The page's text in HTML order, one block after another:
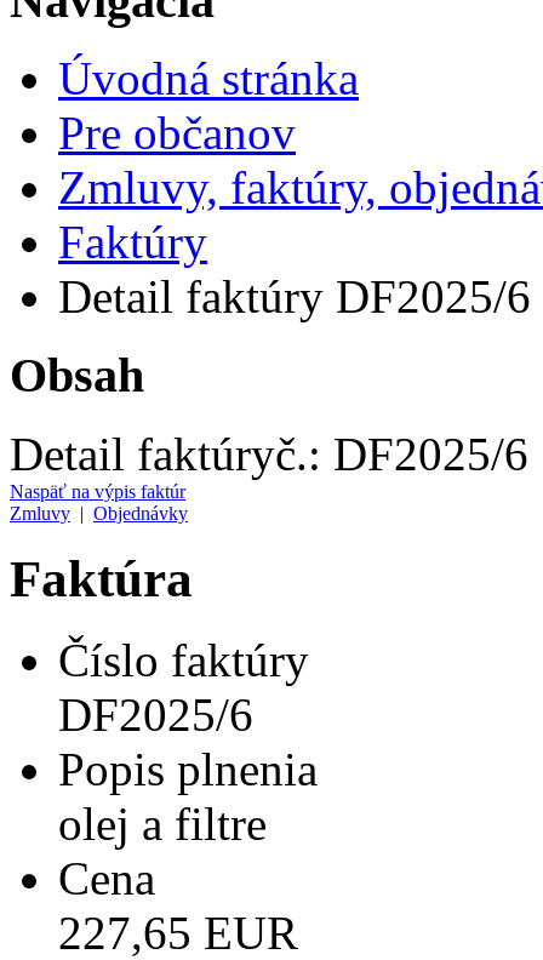
Úvodná stránka
Pre občanov
Zmluvy, faktúry,
Faktúry
Detail faktúry DF2025/6
Obsah
Detail faktúryč.: DF2025/6
Naspäť na výpis faktúr
Zmluvy | Objednávky
Faktúra
Číslo faktúry
DF2025/6
Popis plnenia
olej a filtre
Cena
227,65 EUR